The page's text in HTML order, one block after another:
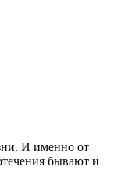
И именно от
бывают и